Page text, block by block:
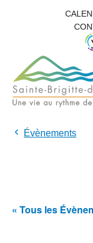
Évènements
« Tous les